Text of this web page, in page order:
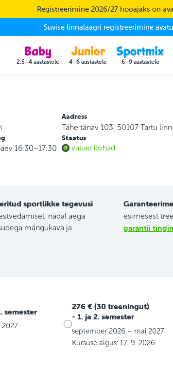
Registreerimine 2026/27 hooajaks on
Suvise linnalaagri registreerimine
2,5–4 aastastele 4–6 aastastele 6–9 aastastele
Aadress
Tähe tänav 103, 50107 Tartu linn
16:30–17:30
Staatus
vabad kohad
sportlikke tegevusi
nädal aega
mängukava ja
esimesest
garantii
semester
2027
276 € (30 treeningut)
- 1. ja 2. semester
september 2026 – mai 2027
Kursuse algus: 17. 9. 2026